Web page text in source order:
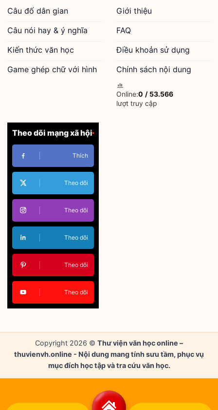
Câu đố dân gian
Câu nói hay & ý nghĩa
Kiến thức văn học
Game ghép chữ với hình
Giới thiệu
FAQ
Điều khoản sử dụng
Chính sách nội dung
Online:0 / 53.566
lượt truy cập
Theo dõi mạng xã hội
Thích
Theo dõi
Theo dõi
Theo dõi
Theo dõi
Theo dõi
Copyright 2026 © Thư viện văn học online –
thuvienvh.online - Nội dung mang tính sưu tầm, phục vụ
mục đích học tập và tra cứu văn học.